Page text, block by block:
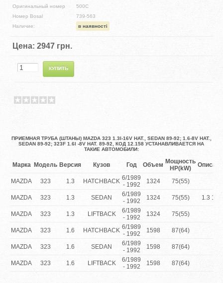
Оригинальный номер
500C
Номер Bosal
739-563
Наличие:
в наявності
Цена:2947 грн.
ПРИЕМНАЯ ТРУБА (ШТАНЫ) MAZDA 323 1.3I-16V HAT., SEDAN 89-92; 1.6-8V HAT.,
SEDAN 89-92; 323F 1.6I -8V HAT. 89-92, КОД 12.158 УСТАНАВЛИВАЕТСЯ НА
ТАКИЕ АВТОМОБИЛИ:
Марка Модель Версия Кузов Год Объем Мощность
HP(kW)
MAZDA 323 1.3 HATCHBACK 6/1989
- 1992
1324 75(55)
MAZDA 323 1.3 SEDAN
6/1989
- 1992
1324 75(55) 1.3 16V
MAZDA 323 1.3 LIFTBACK
6/1989
- 1992
1324 75(55)
MAZDA 323 1.6 HATCHBACK 6/1989
- 1992
1598 87(64)
MAZDA 323 1.6 SEDAN
6/1989
- 1992
1598 87(64)
MAZDA 323 1.6 LIFTBACK
6/1989
- 1992
1598 87(64)